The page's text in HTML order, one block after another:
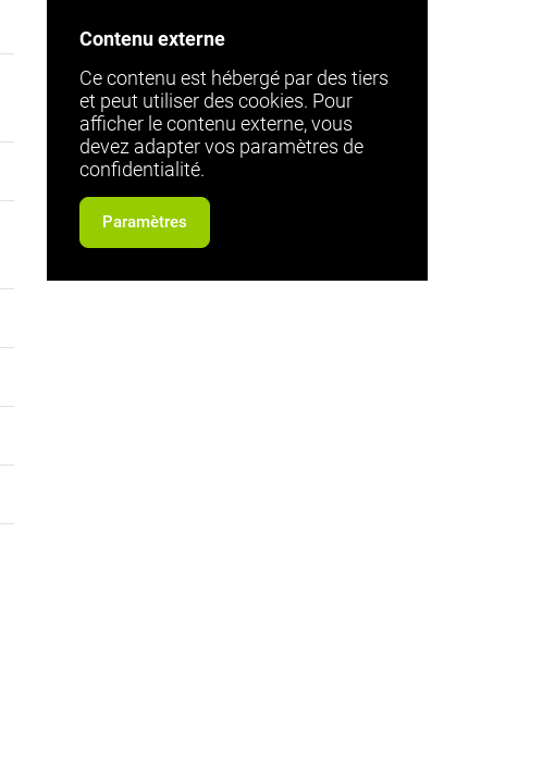
Contenu externe
Ce contenu est hébergé par des tiers
et peut utiliser des cookies. Pour
afficher le contenu externe, vous
devez adapter vos paramètres de
confidentialité.
Paramètres